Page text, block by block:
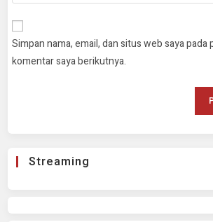
Simpan nama, email, dan situs web saya
komentar saya berikutnya.
Streaming